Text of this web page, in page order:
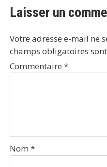
Laisser un
Votre adresse e-mail ne
champs obligatoires
Commentaire *
Nom *